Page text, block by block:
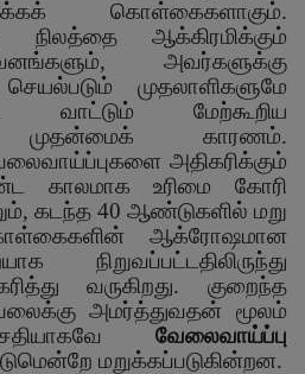
கொள்கைகளாகும்.
நிலத்தை ஆக்கிரமிக்கும்
, அவர்களுக்கு
முதலாளிகளுமே
வாட்டும் மேற்கூறிய
முதன்மைக் காரணம்.
அதிகரிக்கும்
காலமாக உரிமை கோரி
, கடந்த 40 ஆண்டுகளில் மறு
ஆக்ரோஷமான
நிறுவப்பட்டதிலிருந்து
வருகிறது. குறைந்த
அமர்த்துவதன் மூலம்
வேலைவாய்ப்பு
மறுக்கப்படுகின்றன.